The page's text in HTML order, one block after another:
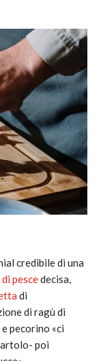
credibile di una
pescedecisa,
di
di ragù di
pecorino «ci
poi